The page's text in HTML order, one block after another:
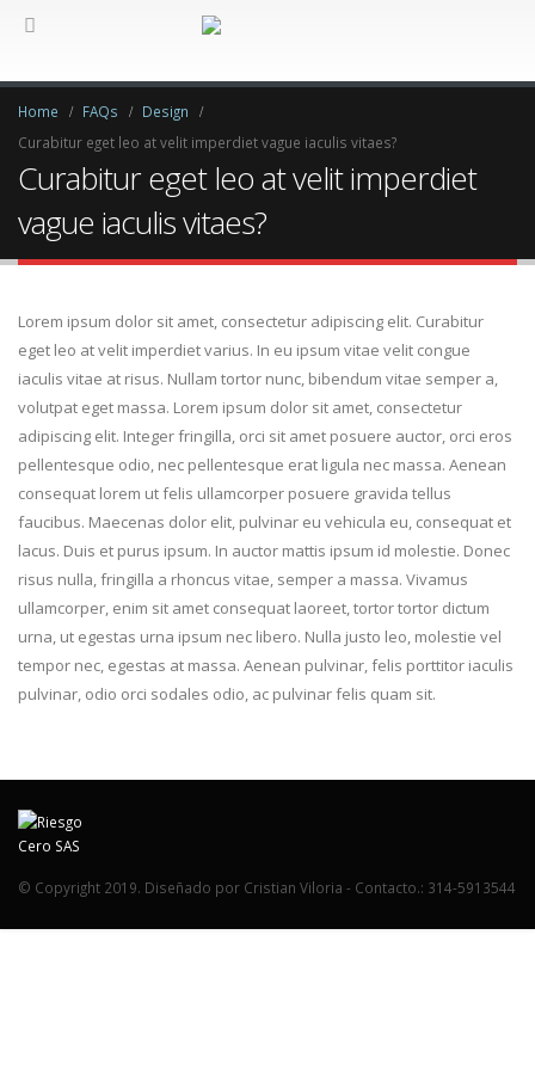
Home FAQs
Design
Curabitur eget leo at velit imperdiet vague iaculis vitaes?
Curabitur eget leo at velit imperdiet
vague iaculis vitaes?
Lorem ipsum dolor sit amet, consectetur adipiscing elit. Curabitur
eget leo at velit imperdiet varius. In eu ipsum vitae velit congue
iaculis vitae at risus. Nullam tortor nunc, bibendum vitae semper a,
volutpat eget massa. Lorem ipsum dolor sit amet, consectetur
adipiscing elit. Integer fringilla, orci sit amet posuere auctor, orci eros
pellentesque odio, nec pellentesque erat ligula nec massa. Aenean
consequat lorem ut felis ullamcorper posuere gravida tellus
faucibus. Maecenas dolor elit, pulvinar eu vehicula eu, consequat et
lacus. Duis et purus ipsum. In auctor mattis ipsum id molestie. Donec
risus nulla, fringilla a rhoncus vitae, semper a massa. Vivamus
ullamcorper, enim sit amet consequat laoreet, tortor tortor dictum
urna, ut egestas urna ipsum nec libero. Nulla justo leo, molestie vel
tempor nec, egestas at massa. Aenean pulvinar, felis porttitor iaculis
pulvinar, odio orci sodales odio, ac pulvinar felis quam sit.
© Copyright 2019. Diseñado por Cristian Viloria - Contacto.: 314-5913544